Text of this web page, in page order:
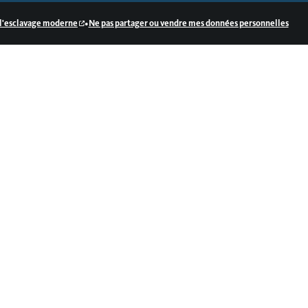
moderne •Ne pas partager ou vendre mes données personnelles